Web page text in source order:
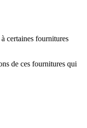
certaines fournitures
de ces fournitures qui